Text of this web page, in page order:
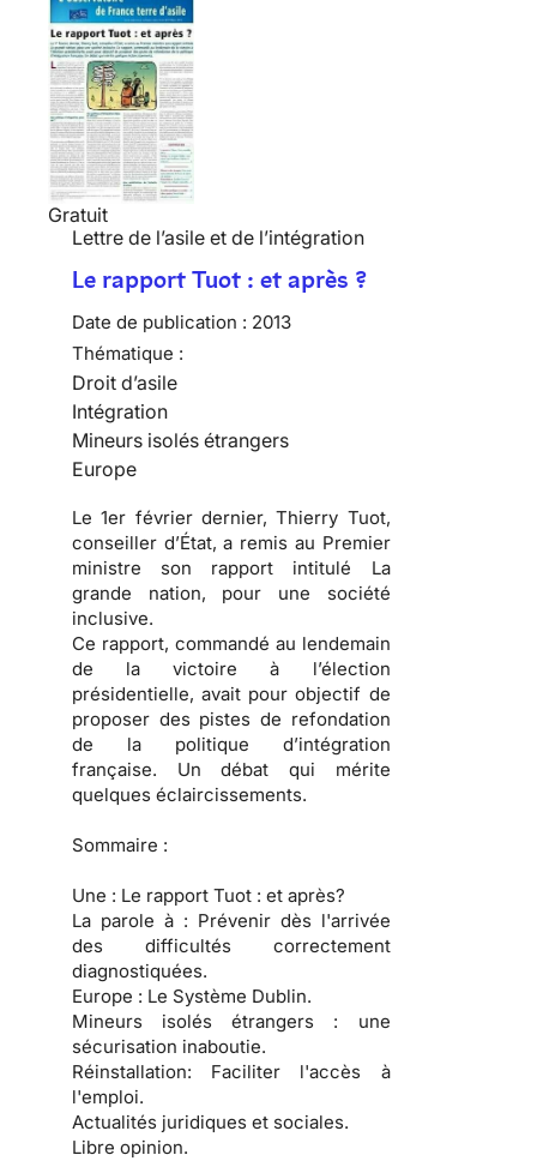
Gratuit
Lettre de l’asile et de l’intégration
Le rapport Tuot : et après ?
Date de publication : 2013
Thématique :
Droit d’asile
Intégration
Mineurs isolés étrangers
Europe
Le 1er février dernier, Thierry Tuot,
conseiller d’État, a remis au Premier
ministre son rapport intitulé La
grande nation, pour une société
inclusive.
Ce rapport, commandé au lendemain
de la victoire à l’élection
présidentielle, avait pour objectif de
proposer des pistes de refondation
de la politique d’intégration
française. Un débat qui mérite
quelques éclaircissements.
Sommaire :
Une : Le rapport Tuot : et après?
La parole à : Prévenir dès l'arrivée
des difficultés correctement
diagnostiquées.
Europe : Le Système Dublin.
Mineurs isolés étrangers : une
sécurisation inaboutie.
Réinstallation: Faciliter l'accès à
l'emploi.
Actualités juridiques et sociales.
Libre opinion.